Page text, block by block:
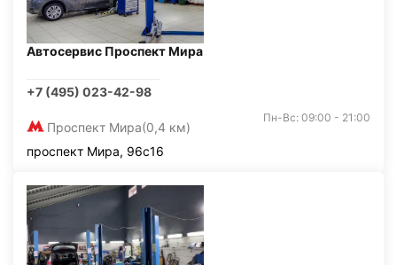
Автосервис Проспект Мира
+7 (495) 023-42-98
Проспект Мира(0,4 км)
Пн-Вс: 09:00 - 21:00
проспект Мира, 96с16